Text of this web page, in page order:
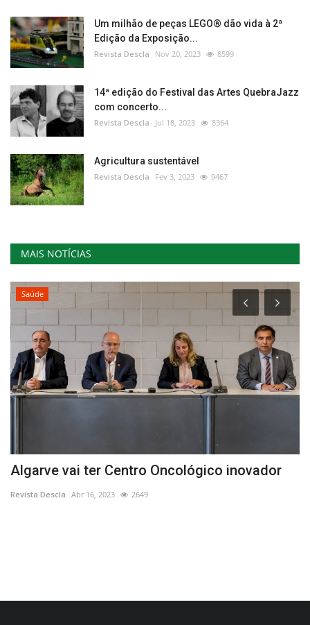
Um milhão de peças LEGO® dão vida à 2ª
Edição da Exposição...
Revista Descla Nov 20, 2023 8599
14ª edição do Festival das Artes QuebraJazz
com concerto...
Revista Descla Jul 18, 2023 8364
Agricultura sustentável
Revista Descla Fev 3, 2023 9467
MAIS NOTÍCIAS
Saúde
Algarve vai ter Centro Oncológico inovador
Revista Descla Abr 16, 2023 2649